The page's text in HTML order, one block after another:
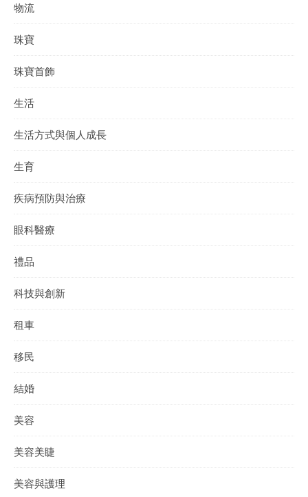
物流
珠寶
珠寶首飾
生活
生活方式與個人成長
生育
疾病預防與治療
眼科醫療
禮品
科技與創新
租車
移民
結婚
美容
美容美睫
美容與護理